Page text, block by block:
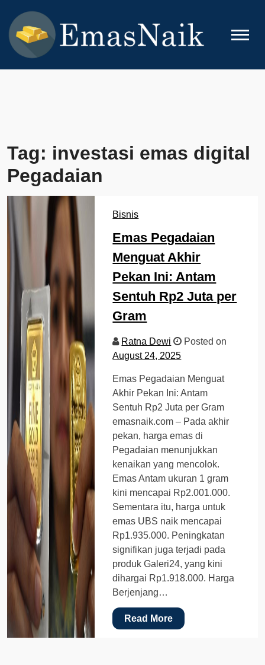
content
EMASNAIK
Topik Seputar Emas
Tag: investasi emas digital
Pegadaian
Bisnis
Emas Pegadaian
Menguat Akhir
Pekan Ini: Antam
Sentuh Rp2 Juta per
Gram
Ratna Dewi
Posted on
August 24, 2025
Emas Pegadaian Menguat
Akhir Pekan Ini: Antam
Sentuh Rp2 Juta per Gram
emasnaik.com – Pada akhir
pekan, harga emas di
Pegadaian menunjukkan
kenaikan yang mencolok.
Emas Antam ukuran 1 gram
kini mencapai Rp2.001.000.
Sementara itu, harga untuk
emas UBS naik mencapai
Rp1.935.000. Peningkatan
signifikan juga terjadi pada
produk Galeri24, yang kini
dihargai Rp1.918.000. Harga
Berjenjang…
Read More